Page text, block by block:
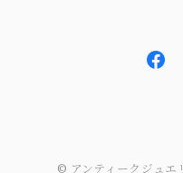
© アンティークジュ